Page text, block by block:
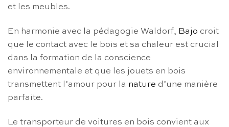
et les meubles.
En harmonie avec la pédagogie Waldorf, Bajo croit
que le contact avec le bois et sa chaleur est crucial
dans la formation de la conscience
environnementale et que les jouets en bois
transmettent l’amour pour la nature d’une manière
parfaite.
Le transporteur de voitures en bois convient aux